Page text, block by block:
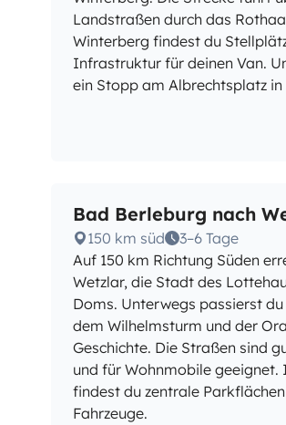
Landstraßen durch das
Winterberg findest du
Infrastruktur für deinen Van.
ein Stopp am Albrechtsplatz in
Bad Berleburg nach
150 km süd
3–6 Tage
Auf 150 km Richtung Süden
Wetzlar, die Stadt des
Doms. Unterwegs passierst
dem Wilhelmsturm und der
Geschichte. Die Straßen sind
und für Wohnmobile geeignet.
findest du zentrale
Fahrzeuge.